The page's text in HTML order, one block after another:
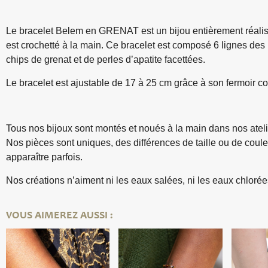
Le bracelet Belem en GRENAT est un bijou entièrement
est crochetté à la main. Ce bracelet est composé 6 lignes
chips de grenat et de perles d’apatite facettées.
Le bracelet est ajustable de 17 à 25 cm grâce à son fermoir
Tous nos bijoux sont montés et noués à la main dans nos
Nos pièces sont uniques, des différences de taille ou de
apparaître parfois.
Nos créations n’aiment ni les eaux salées, ni les eaux
VOUS AIMEREZ AUSSI :